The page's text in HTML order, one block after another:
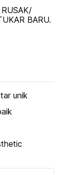
BARU.
unik